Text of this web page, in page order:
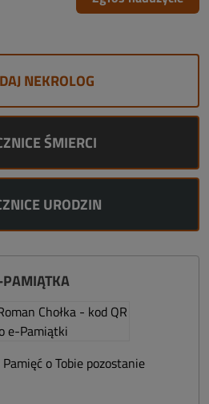
NEKROLOG
ŚMIERCI
URODZIN
o Tobie pozostanie